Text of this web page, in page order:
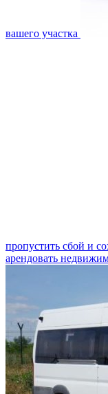
вашего участка
пропустить сбой и
арендовать